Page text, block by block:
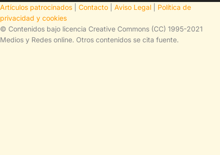
Artículos patrocinados Contacto Aviso Legal
Política de
privacidad y cookies
© Contenidos bajo licencia Creative Commons (CC) 1995-2021
Medios y Redes online. Otros contenidos se cita fuente.